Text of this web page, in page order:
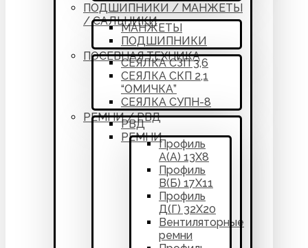
ПОДШИПНИКИ / МАНЖЕТЫ
/ САЛЬНИКИ
МАНЖЕТЫ
ПОДШИПНИКИ
ПОСЕВНАЯ ТЕХНИКА
СЕЯЛКА СЗП 3,6
СЕЯЛКА СКП 2,1
“ОМИЧКА”
СЕЯЛКА СУПН-8
РЕМНИ / РВД
РВД
РЕМНИ
Профиль
А(А) 13Х8
Профиль
В(Б) 17Х11
Профиль
Д(Г) 32Х20
Вентиляторные
ремни